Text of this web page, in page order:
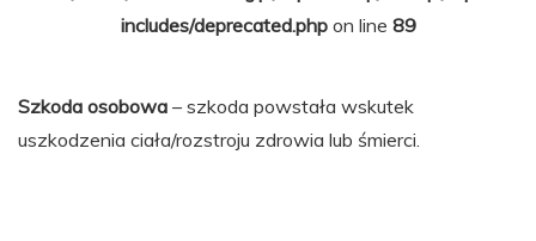
includes/deprecated.phpon line 89
Szkoda osobowa – szkoda powstała wskutek
uszkodzenia ciała/rozstroju zdrowia lub śmierci.